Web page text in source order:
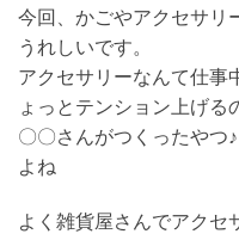
今回、かごやアクセサリ
うれしいです。
アクセサリーなんて仕事
ょっとテンション上げる
〇〇さんがつくったやつ
よね
よく雑貨屋さんでアクセ